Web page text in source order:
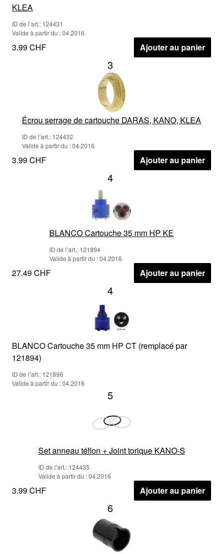
KLEA
ID de l’art.: 124431
Valide à partir du : 04.2016
3.99 CHF Ajouter au panier
3
Écrou serrage de cartouche DARAS, KANO, KLEA
ID de l’art.: 124432
Valide à partir du : 04.2016
3.99 CHF Ajouter au panier
4
BLANCO Cartouche 35 mm HP KE
ID de l’art.: 121894
Valide à partir du : 04.2016
27.49 CHF Ajouter au panier
4
BLANCO Cartouche 35 mm HP CT (remplacé par
121894)
ID de l’art.: 121896
Valide à partir du : 04.2016
5
Set anneau téflon + Joint torique KANO-S
ID de l’art.: 124435
Valide à partir du : 04.2016
3.99 CHF Ajouter au panier
6